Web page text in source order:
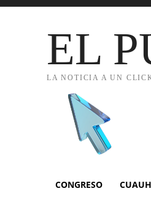
EL
LA NOTICIA A UN
CONGRESO